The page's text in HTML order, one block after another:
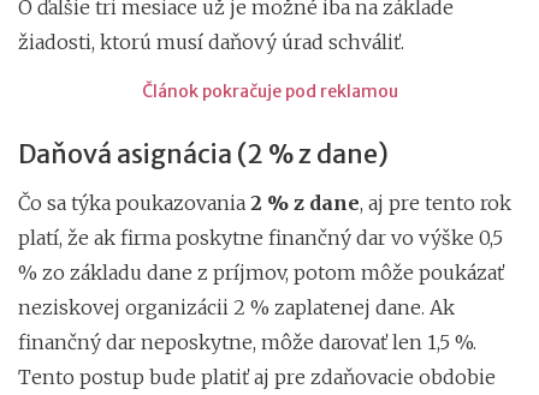
O ďalšie tri mesiace už je možné iba na základe
žiadosti, ktorú musí daňový úrad schváliť.
Článok pokračuje pod reklamou
Daňová asignácia (2 % z dane)
Čo sa týka poukazovania 2 % z dane, aj pre tento rok
platí, že ak firma poskytne finančný dar vo výške 0,5
% zo základu dane z príjmov, potom môže poukázať
neziskovej organizácii 2 % zaplatenej dane. Ak
finančný dar neposkytne, môže darovať len 1,5 %.
Tento postup bude platiť aj pre zdaňovacie obdobie